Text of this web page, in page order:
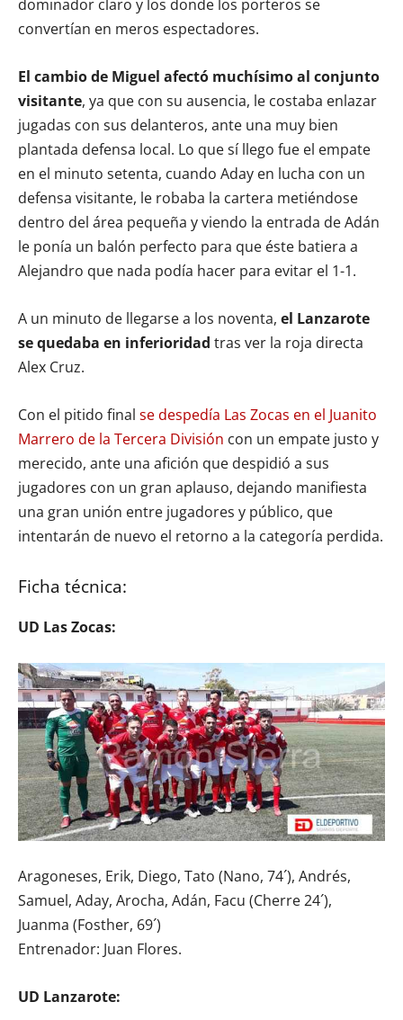
dominador claro y los donde los porteros se
convertían en meros espectadores.
El cambio de Miguel afectó muchísimo al conjunto
visitante, ya que con su ausencia, le costaba enlazar
jugadas con sus delanteros, ante una muy bien
plantada defensa local. Lo que sí llego fue el empate
en el minuto setenta, cuando Aday en lucha con un
defensa visitante, le robaba la cartera metiéndose
dentro del área pequeña y viendo la entrada de Adán
le ponía un balón perfecto para que éste batiera a
Alejandro que nada podía hacer para evitar el 1-1.
A un minuto de llegarse a los noventa, el Lanzarote
se quedaba en inferioridad tras ver la roja directa
Alex Cruz.
Con el pitido final se despedía Las Zocas en el Juanito
Marrero de la Tercera División con un empate justo y
merecido, ante una afición que despidió a sus
jugadores con un gran aplauso, dejando manifiesta
una gran unión entre jugadores y público, que
intentarán de nuevo el retorno a la categoría perdida.
Ficha técnica:
UD Las Zocas:
Aragoneses, Erik, Diego, Tato (Nano, 74´), Andrés,
Samuel, Aday, Arocha, Adán, Facu (Cherre 24´),
Juanma (Fosther, 69´)
Entrenador: Juan Flores.
UD Lanzarote: